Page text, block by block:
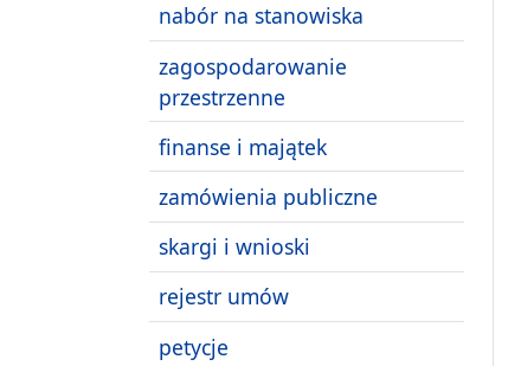
nabór na stanowiska
zagospodarowanie
przestrzenne
finanse i majątek
zamówienia publiczne
skargi i wnioski
rejestr umów
petycje